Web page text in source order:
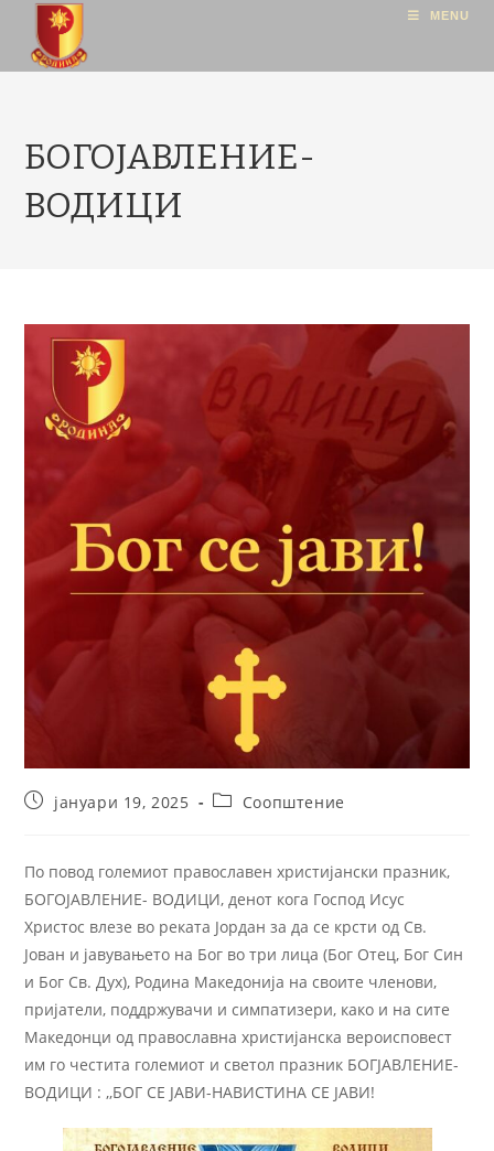
MENU
БОГОЈАВЛЕНИЕ-
ВОДИЦИ
јануари 19, 2025 Соопштение
По повод големиот православен христијански празник,
БОГОЈАВЛЕНИЕ- ВОДИЦИ, денот кога Господ Исус
Христос влезе во реката Јордан за да се крсти од Св.
Јован и јавувањето на Бог во три лица (Бог Отец, Бог Син
и Бог Св. Дух), Родина Македонија на своите членови,
пријатели, поддржувачи и симпатизери, како и на сите
Македонци од православна христијанска вероисповест
им го честита големиот и светол празник БОГЈАВЛЕНИЕ-
ВОДИЦИ : ,,БОГ СЕ ЈАВИ-НАВИСТИНА СЕ ЈАВИ!